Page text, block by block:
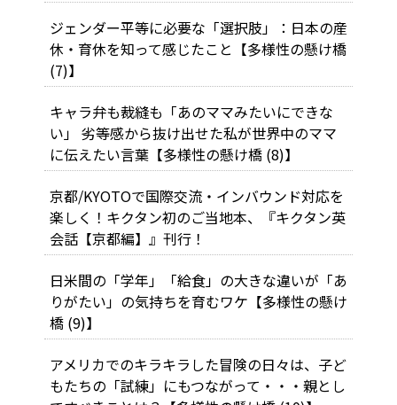
ジェンダー平等に必要な「選択肢」：日本の産
休・育休を知って感じたこと【多様性の懸け橋
(7)】
キャラ弁も裁縫も「あのママみたいにできな
い」―― 劣等感から抜け出せた私が世界中のママ
に伝えたい言葉【多様性の懸け橋 (8)】
京都/KYOTOで国際交流・インバウンド対応を
楽しく！キクタン初のご当地本、『キクタン英
会話【京都編】』刊行！
日米間の「学年」「給食」の大きな違いが「あ
りがたい」の気持ちを育むワケ【多様性の懸け
橋 (9)】
アメリカでのキラキラした冒険の日々は、子ど
もたちの「試練」にもつながって・・・親とし